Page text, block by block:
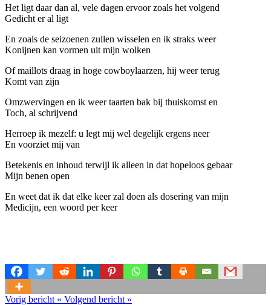
Het ligt daar dan al, vele dagen ervoor zoals het volgend
Gedicht er al ligt
En zoals de seizoenen zullen wisselen en ik straks weer
Konijnen kan vormen uit mijn wolken
Of maillots draag in hoge cowboylaarzen, hij weer terug
Komt van zijn
Omzwervingen en ik weer taarten bak bij thuiskomst en
Toch, al schrijvend
Herroep ik mezelf: u legt mij wel degelijk ergens neer
En voorziet mij van
Betekenis en inhoud terwijl ik alleen in dat hopeloos gebaar
Mijn benen open
En weet dat ik dat elke keer zal doen als dosering van mijn
Medicijn, een woord per keer
Vorig bericht « Volgend bericht »